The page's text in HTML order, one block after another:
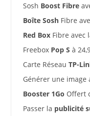
Sosh Boost Fibre
Boîte SoshFibre
Red BoxFibre avec
Freebox Pop S à
Carte Réseau TP-
Générer une image
Booster 1Go Offert
Passer la publicité